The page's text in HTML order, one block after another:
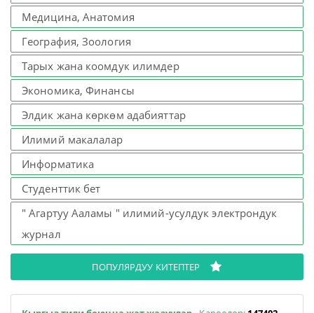
Медицина, Анатомия
География, Зоология
Тарых жана коомдук илимдер
Экономика, Финансы
Элдик жана көркөм адабияттар
Илимий макалалар
Информатика
Студенттик бет
" Агартуу Ааламы " илимий-усулдук электрондук
журнал
ПОПУЛЯРДУУ КИТЕПТЕР